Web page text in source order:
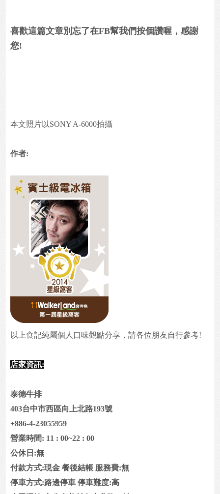
喜歡這篇文章別忘了在FB幫我們按個讚喔，感謝
您!
本文照片以SONY A-6000拍攝
作者:
以上食記純屬個人口味觀點分享，請各位朋友自行參考!
店家資訊:
泰德牛排
403台中市西區向上北路193號
+886-4-23055959
營業時間: 11 : 00~22 : 00
公休日:無
付款方式:現金 餐後結帳 服務費:無
停車方式:路邊停車 停車難度:高